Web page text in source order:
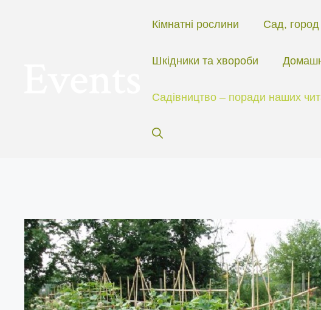
Кімнатні рослини Сад, город
Шкідники та хвороби
Садівництво – поради наших